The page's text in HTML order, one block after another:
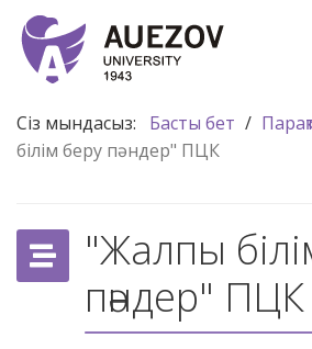
Сіз мындасыз: Басты бет /
білім беру пәндер" ПЦК
"Жалпы
пәндер" ПЦК